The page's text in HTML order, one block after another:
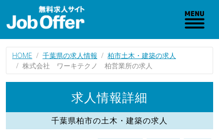
HOME 千葉県の求人情報
柏市土木・建築の求人
株式会社 ワーキテクノ 柏営業所の求人
求人情報詳細
千葉県柏市の土木・建築の求人